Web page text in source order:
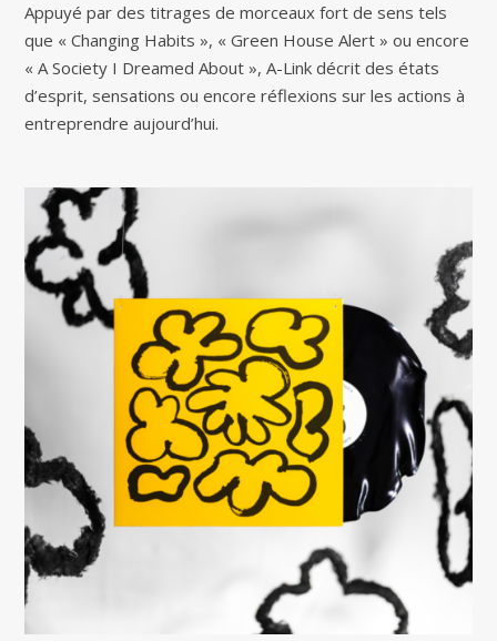
Appuyé par des titrages de morceaux fort de sens tels
que « Changing Habits », « Green House Alert » ou encore
« A Society I Dreamed About », A-Link décrit des états
d’esprit, sensations ou encore réflexions sur les actions à
entreprendre aujourd’hui.